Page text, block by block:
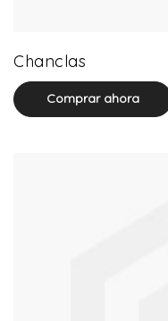
Chanclas
Comprar ahora